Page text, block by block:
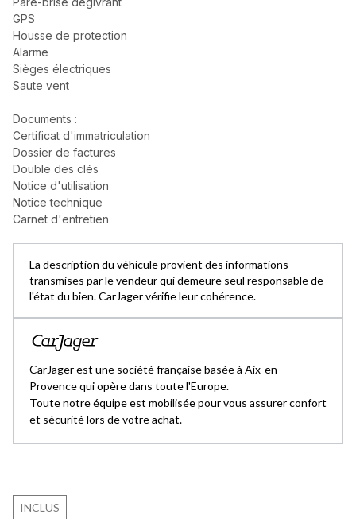
GPS
Housse de protection
Alarme
Sièges électriques
Saute vent
Documents :
Certificat d'immatriculation
Dossier de factures
Double des clés
Notice d'utilisation
Notice technique
Carnet d'entretien
La description du véhicule provient des informations
transmises par le vendeur qui demeure seul responsable de
l'état du bien. CarJager vérifie leur cohérence.
CarJager est une société française basée à Aix-en-
Provence qui opère dans toute l'Europe.
Toute notre équipe est mobilisée pour vous assurer confort
et sécurité lors de votre achat.
INCLUS